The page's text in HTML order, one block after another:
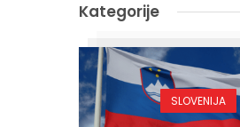
Kategorije
SLOVENIJA